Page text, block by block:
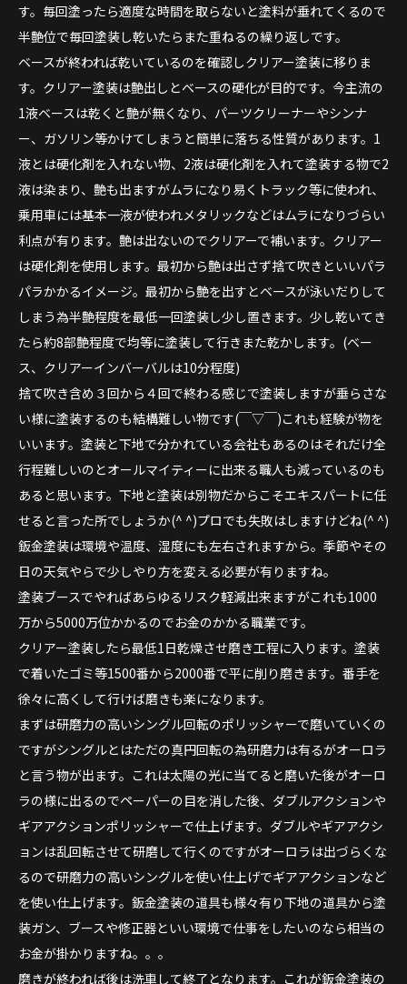
す。毎回塗ったら適度な時間を取らないと塗料が垂れてくるので
半艶位で毎回塗装し乾いたらまた重ねるの繰り返しです。
ベースが終われば乾いているのを確認しクリアー塗装に移りま
す。クリアー塗装は艶出しとベースの硬化が目的です。今主流の
1液ベースは乾くと艶が無くなり、パーツクリーナーやシンナ
ー、ガソリン等かけてしまうと簡単に落ちる性質があります。1
液とは硬化剤を入れない物、2液は硬化剤を入れて塗装する物で2
液は染まり、艶も出ますがムラになり易くトラック等に使われ、
乗用車には基本一液が使われメタリックなどはムラになりづらい
利点が有ります。艶は出ないのでクリアーで補います。クリアー
は硬化剤を使用します。最初から艶は出さず捨て吹きといいパラ
パラかかるイメージ。最初から艶を出すとベースが泳いだりして
しまう為半艶程度を最低一回塗装し少し置きます。少し乾いてき
たら約8部艶程度で均等に塗装して行きまた乾かします。(ベー
ス、クリアーインバーバルは10分程度)
捨て吹き含め３回から４回で終わる感じで塗装しますが垂らさな
い様に塗装するのも結構難しい物です(￣▽￣)これも経験が物を
いいます。塗装と下地で分かれている会社もあるのはそれだけ全
行程難しいのとオールマイティーに出来る職人も減っているのも
あると思います。下地と塗装は別物だからこそエキスパートに任
せると言った所でしょうか(^ ^)プロでも失敗はしますけどね(^ ^)
鈑金塗装は環境や温度、湿度にも左右されますから。季節やその
日の天気やらで少しやり方を変える必要が有りますね。
塗装ブースでやればあらゆるリスク軽減出来ますがこれも1000
万から5000万位かかるのでお金のかかる職業です。
クリアー塗装したら最低1日乾燥させ磨き工程に入ります。塗装
で着いたゴミ等1500番から2000番で平に削り磨きます。番手を
徐々に高くして行けば磨きも楽になります。
まずは研磨力の高いシングル回転のポリッシャーで磨いていくの
ですがシングルとはただの真円回転の為研磨力は有るがオーロラ
と言う物が出ます。これは太陽の光に当てると磨いた後がオーロ
ラの様に出るのでペーパーの目を消した後、ダブルアクションや
ギアアクションポリッシャーで仕上げます。ダブルやギアアクシ
ョンは乱回転させて研磨して行くのですがオーロラは出づらくな
るので研磨力の高いシングルを使い仕上げでギアアクションなど
を使い仕上げます。鈑金塗装の道具も様々有り下地の道具から塗
装ガン、ブースや修正器といい環境で仕事をしたいのなら相当の
お金が掛かりますね。。。
磨きが終われば後は洗車して終了となります。これが鈑金塗装の